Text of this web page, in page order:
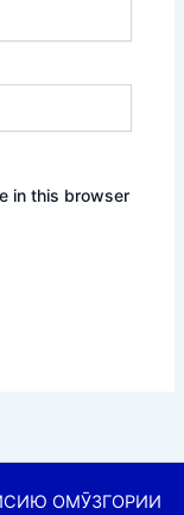
in this browser
ОМӮЗГОРИИ